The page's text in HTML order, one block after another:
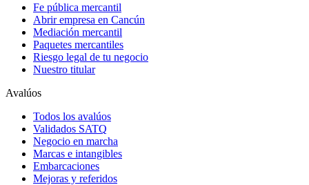
Fe pública mercantil
Abrir empresa en Cancún
Mediación mercantil
Paquetes mercantiles
Riesgo legal de tu negocio
Nuestro titular
Avalúos
Todos los avalúos
Validados SATQ
Negocio en marcha
Marcas e intangibles
Embarcaciones
Mejoras y referidos